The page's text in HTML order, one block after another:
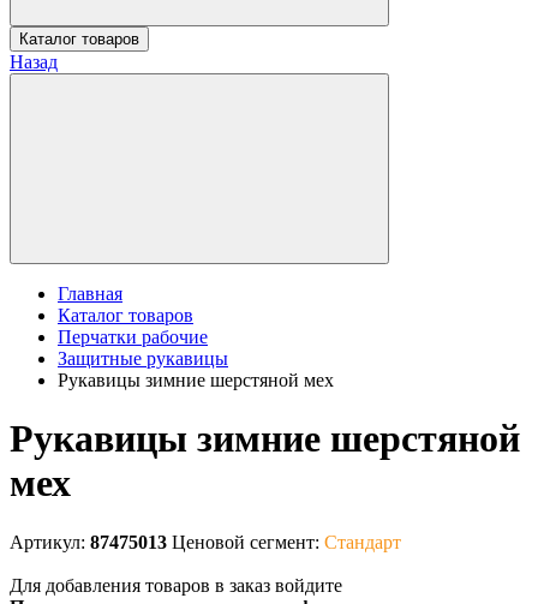
Каталог товаров
Назад
Главная
Каталог товаров
Перчатки рабочие
Защитные рукавицы
Рукавицы зимние шерстяной мех
Рукавицы зимние шерстяной
мех
Артикул: 87475013 Ценовой сегмент: Стандарт
Для добавления товаров в заказ войдите